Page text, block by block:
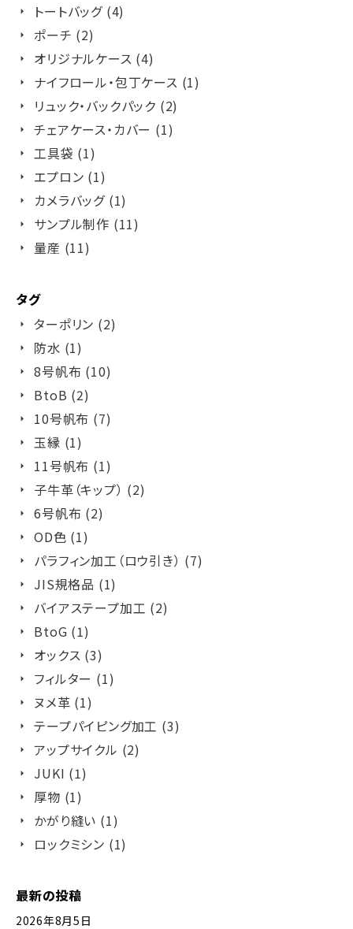
トートバッグ (4)
ポーチ (2)
オリジナルケース (4)
ナイフロール・包丁ケース (1)
リュック・バックパック (2)
チェアケース・カバー (1)
工具袋 (1)
エプロン (1)
カメラバッグ (1)
サンプル制作 (11)
量産 (11)
タグ
ターポリン (2)
防水 (1)
8号帆布 (10)
BtoB (2)
10号帆布 (7)
玉縁 (1)
11号帆布 (1)
子牛革（キップ） (2)
6号帆布 (2)
OD色 (1)
パラフィン加工（ロウ引き） (7)
JIS規格品 (1)
バイアステープ加工 (2)
BtoG (1)
オックス (3)
フィルター (1)
ヌメ革 (1)
テープパイピング加工 (3)
アップサイクル (2)
JUKI (1)
厚物 (1)
かがり縫い (1)
ロックミシン (1)
最新の投稿
2026年8月5日